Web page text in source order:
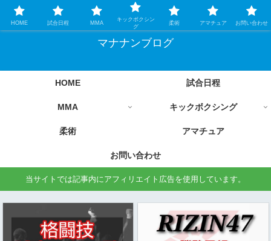
格闘技情報を中心に毎日更新します
マナナンブログ
HOME 試合日程
MMA キックボクシング
柔術 アマチュア
お問い合わせ
当サイトでは記事内にアフィリエイト広告を使用しています。
HOME 試合日程 MMA
キックボクシン
グ
柔術 アマチュア お問い合わせ